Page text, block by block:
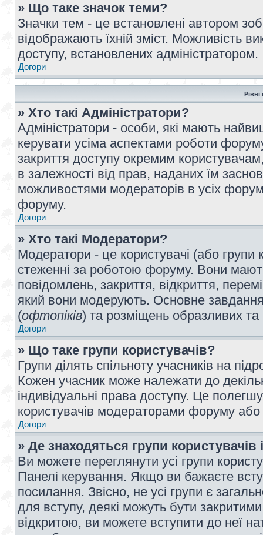
» Що таке значок теми?
Значки тем - це встановлені автором
відображають їхній зміст. Можливість
доступу, встановлених адміністратором.
Догори
Рівні
» Хто такі Адміністратори?
Адміністратори - особи, які мають
керувати усіма аспектами роботи
закриття доступу окремим
в залежності від прав, наданих їм
можливостями модераторів в усіх
форуму.
Догори
» Хто такі Модератори?
Модератори - це користувачі (або
стеженні за роботою форуму. Вони
повідомлень, закриття, відкриття,
який вони модерують. Основне
(офтопіків) та розміщень образливих
Догори
» Що таке групи користувачів?
Групи ділять спільноту учасників на
Кожен учасник може належати до
індивідуальні права доступу. Це
користувачів модераторами форуму
Догори
» Де знаходяться групи користувачів
Ви можете переглянути усі групи
Панелі керування. Якщо ви бажаєте
посилання. Звісно, не усі групи є
для вступу, деякі можуть бути
відкритою, ви можете вступити до неї